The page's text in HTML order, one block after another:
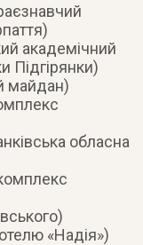
академічний
Підгірянки)
майдан)
обласна
«Надія»)